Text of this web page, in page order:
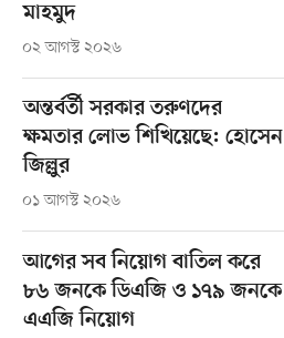
মাহমুদ
০২ আগস্ট ২০২৬
অন্তর্বর্তী সরকার তরুণদের
ক্ষমতার লোভ শিখিয়েছে: হোসেন
জিল্লুর
০১ আগস্ট ২০২৬
আগের সব নিয়োগ বাতিল করে
৮৬ জনকে ডিএজি ও ১৭৯ জনকে
এএজি নিয়োগ